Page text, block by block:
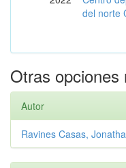
del norte
Otras opciones
Autor
Ravines Casas,